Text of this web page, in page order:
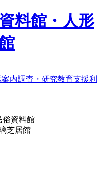
料館・人形
案内調査・研究教育支援利
俗資料館
芝居館